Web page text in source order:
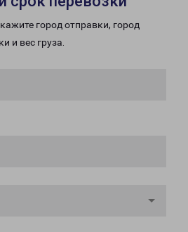
город отправки, город
и вес груза.